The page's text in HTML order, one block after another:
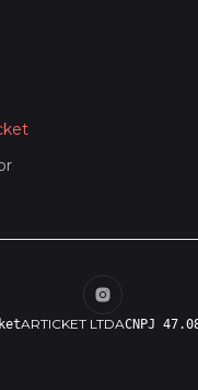
ARTICKET LTDACNPJ